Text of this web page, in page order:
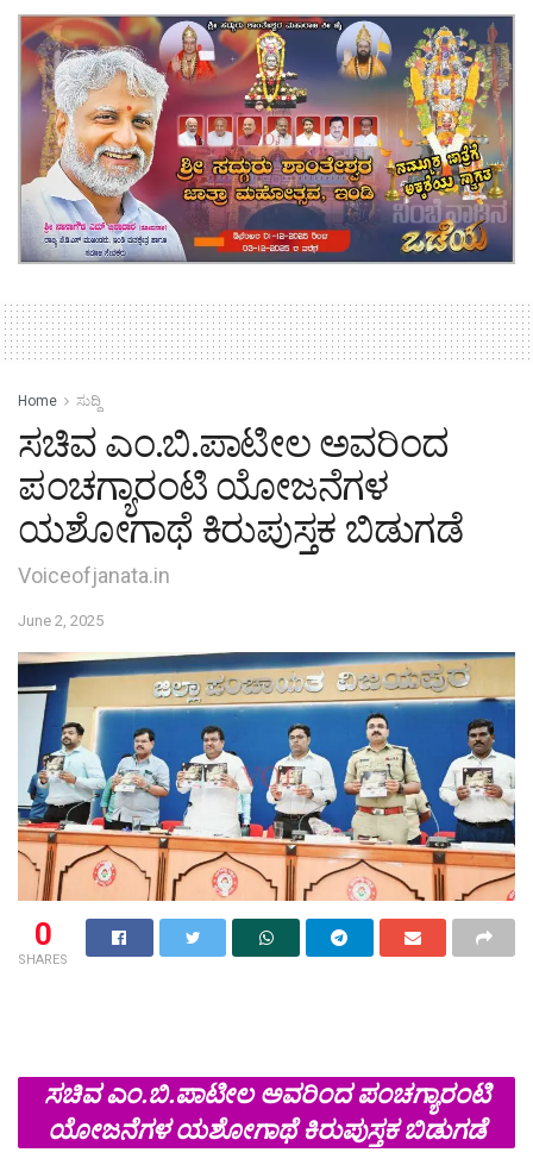
Home ಸುದ್ದಿ
ಸಚಿವ ಎಂ.ಬಿ.ಪಾಟೀಲ ಅವರಿಂದ
ಪಂಚಗ್ಯಾರಂಟಿ ಯೋಜನೆಗಳ
ಯಶೋಗಾಥೆ ಕಿರುಪುಸ್ತಕ ಬಿಡುಗಡೆ
Voiceofjanata.in
June 2, 2025
0
SHARES
ಸಚಿವ ಎಂ.ಬಿ.ಪಾಟೀಲ ಅವರಿಂದ ಪಂಚಗ್ಯಾರಂಟಿ
ಯೋಜನೆಗಳ ಯಶೋಗಾಥೆ ಕಿರುಪುಸ್ತಕ ಬಿಡುಗಡೆ